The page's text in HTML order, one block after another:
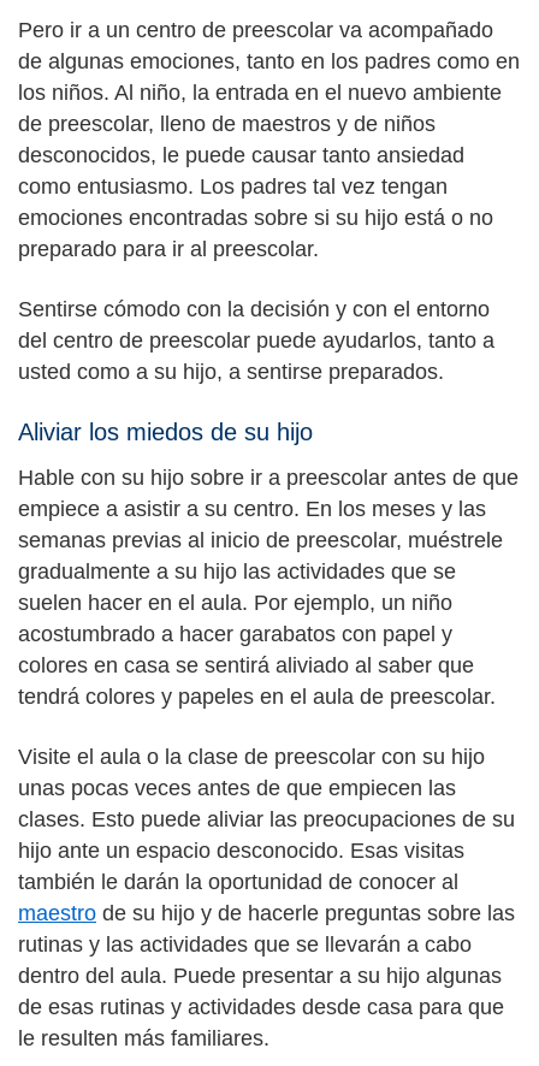
Pero ir a un centro de preescolar va acompañado
de algunas emociones, tanto en los padres como en
los niños. Al niño, la entrada en el nuevo ambiente
de preescolar, lleno de maestros y de niños
desconocidos, le puede causar tanto ansiedad
como entusiasmo. Los padres tal vez tengan
emociones encontradas sobre si su hijo está o no
preparado para ir al preescolar.
Sentirse cómodo con la decisión y con el entorno
del centro de preescolar puede ayudarlos, tanto a
usted como a su hijo, a sentirse preparados.
Aliviar los miedos de su hijo
Hable con su hijo sobre ir a preescolar antes de que
empiece a asistir a su centro. En los meses y las
semanas previas al inicio de preescolar, muéstrele
gradualmente a su hijo las actividades que se
suelen hacer en el aula. Por ejemplo, un niño
acostumbrado a hacer garabatos con papel y
colores en casa se sentirá aliviado al saber que
tendrá colores y papeles en el aula de preescolar.
Visite el aula o la clase de preescolar con su hijo
unas pocas veces antes de que empiecen las
clases. Esto puede aliviar las preocupaciones de su
hijo ante un espacio desconocido. Esas visitas
también le darán la oportunidad de conocer al
maestro de su hijo y de hacerle preguntas sobre las
rutinas y las actividades que se llevarán a cabo
dentro del aula. Puede presentar a su hijo algunas
de esas rutinas y actividades desde casa para que
le resulten más familiares.